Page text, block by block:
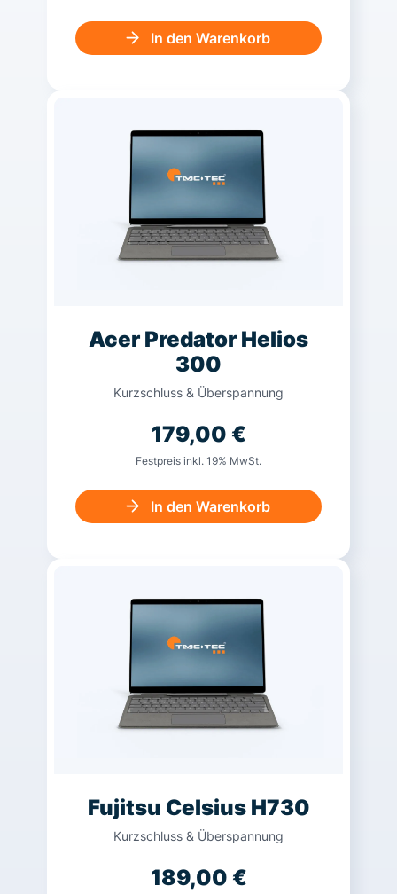
In den Warenkorb
Acer Predator Helios
300
Kurzschluss & Überspannung
179,00 €
Festpreis inkl. 19% MwSt.
In den Warenkorb
Fujitsu Celsius H730
Kurzschluss & Überspannung
189,00 €